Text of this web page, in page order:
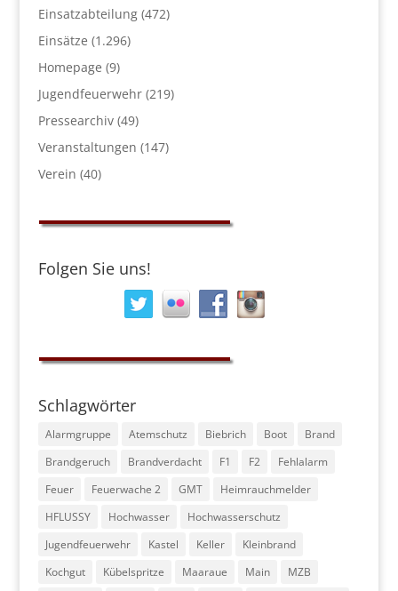
Einsatzabteilung(472)
Einsätze (1.296)
Homepage (9)
Jugendfeuerwehr(219)
Pressearchiv(49)
Veranstaltungen (147)
Verein (40)
Folgen Sie uns!
Schlagwörter
Alarmgruppe Atemschutz Biebrich Boot
Brand
Brandgeruch
Brandverdacht F1 F2
Fehlalarm
Feuer
Feuerwache 2 GMT
Heimrauchmelder
HFLUSSY
Hochwasser
Hochwasserschutz
Jugendfeuerwehr
Kastel Keller
Kleinbrand
Kochgut
Kübelspritze Maaraue Main
MZB